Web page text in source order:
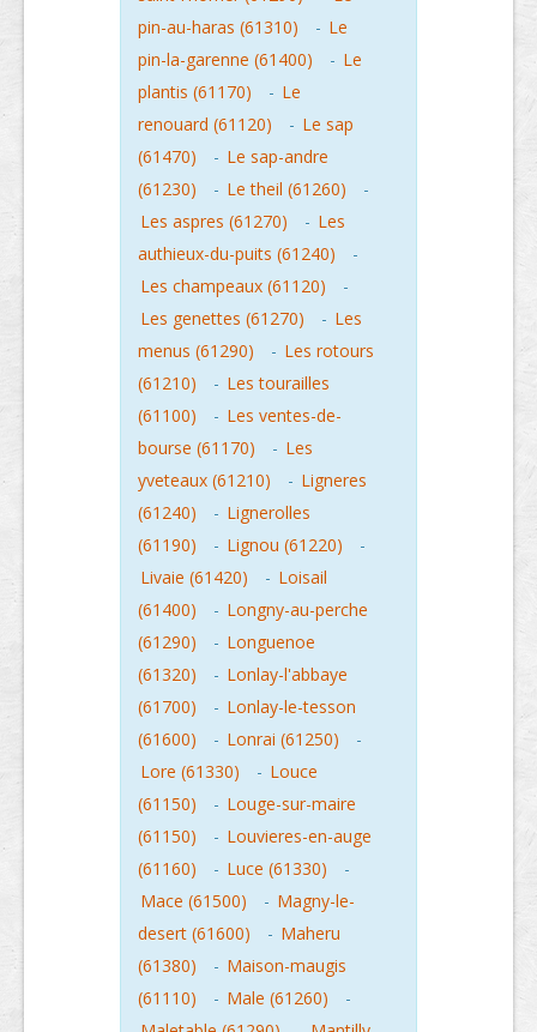
pin-au-haras (61310)
- Le
pin-la-garenne (61400)
- Le
plantis (61170)
- Le
renouard (61120)
- Le sap
(61470)
- Le sap-andre
(61230)
- Le theil (61260)
-
Les aspres (61270)
- Les
authieux-du-puits (61240)
-
Les champeaux (61120)
-
Les genettes (61270)
- Les
menus (61290)
- Les rotours
(61210)
- Les tourailles
(61100)
- Les ventes-de-
bourse (61170)
- Les
yveteaux (61210)
- Ligneres
(61240)
- Lignerolles
(61190)
- Lignou (61220)
-
Livaie (61420)
- Loisail
(61400)
- Longny-au-perche
(61290)
- Longuenoe
(61320)
- Lonlay-l'abbaye
(61700)
- Lonlay-le-tesson
(61600)
- Lonrai (61250)
-
Lore (61330)
- Louce
(61150)
- Louge-sur-maire
(61150)
- Louvieres-en-auge
(61160)
- Luce (61330)
-
Mace (61500)
- Magny-le-
desert (61600)
- Maheru
(61380)
- Maison-maugis
(61110)
- Male (61260)
-